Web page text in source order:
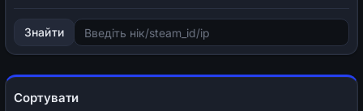
Знайти
Сортувати